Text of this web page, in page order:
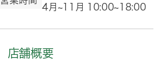
4月~11月 10:00~18:00
店舗概要